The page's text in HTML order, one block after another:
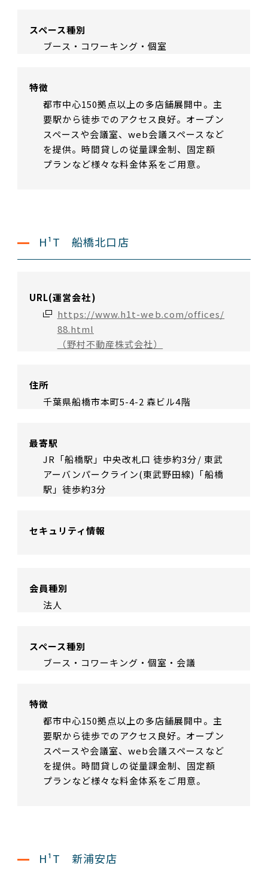
スペース種別
ブース・コワーキング・個室
特徴
都市中心150拠点以上の多店舗展開中。主
要駅から徒歩でのアクセス良好。オープン
スペースや会議室、web会議スペースなど
を提供。時間貸しの従量課金制、固定額
プランなど様々な料金体系をご用意。
H¹T 船橋北口店
URL(運営会社)
https://www.h1t-web.com/offices/
88.html
（野村不動産株式会社）
住所
千葉県船橋市本町5-4-2 森ビル4階
最寄駅
JR「船橋駅」中央改札口 徒歩約3分/ 東武
アーバンパークライン(東武野田線)「船橋
駅」徒歩約3分
セキュリティ情報
会員種別
法人
スペース種別
ブース・コワーキング・個室・会議
特徴
都市中心150拠点以上の多店舗展開中。主
要駅から徒歩でのアクセス良好。オープン
スペースや会議室、web会議スペースなど
を提供。時間貸しの従量課金制、固定額
プランなど様々な料金体系をご用意。
H¹T 新浦安店